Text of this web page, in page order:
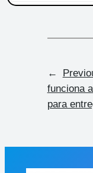
←
funciona
para